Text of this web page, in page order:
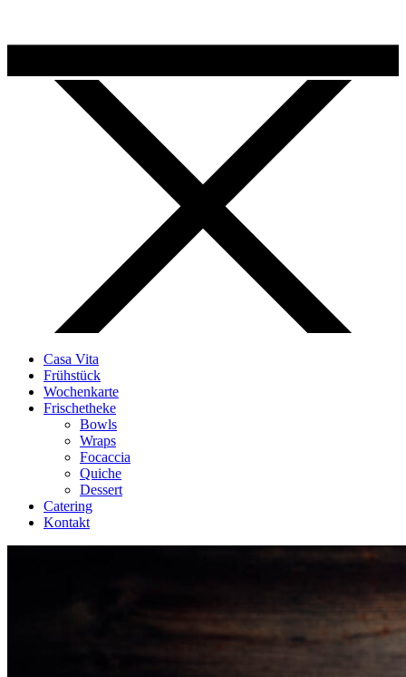
Casa Vita
Frühstück
Wochenkarte
Frischetheke
Bowls
Wraps
Focaccia
Quiche
Dessert
Catering
Kontakt